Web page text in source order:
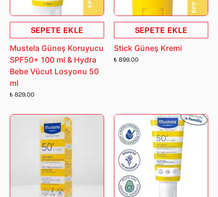
SEPETE EKLE
Mustela Güneş Koruyucu
SPF50+ 100 ml & Hydra
Bebe Vücut Losyonu 50
ml
₺ 829.00
SEPETE EKLE
Stick Güneş Kremi
₺ 899.00